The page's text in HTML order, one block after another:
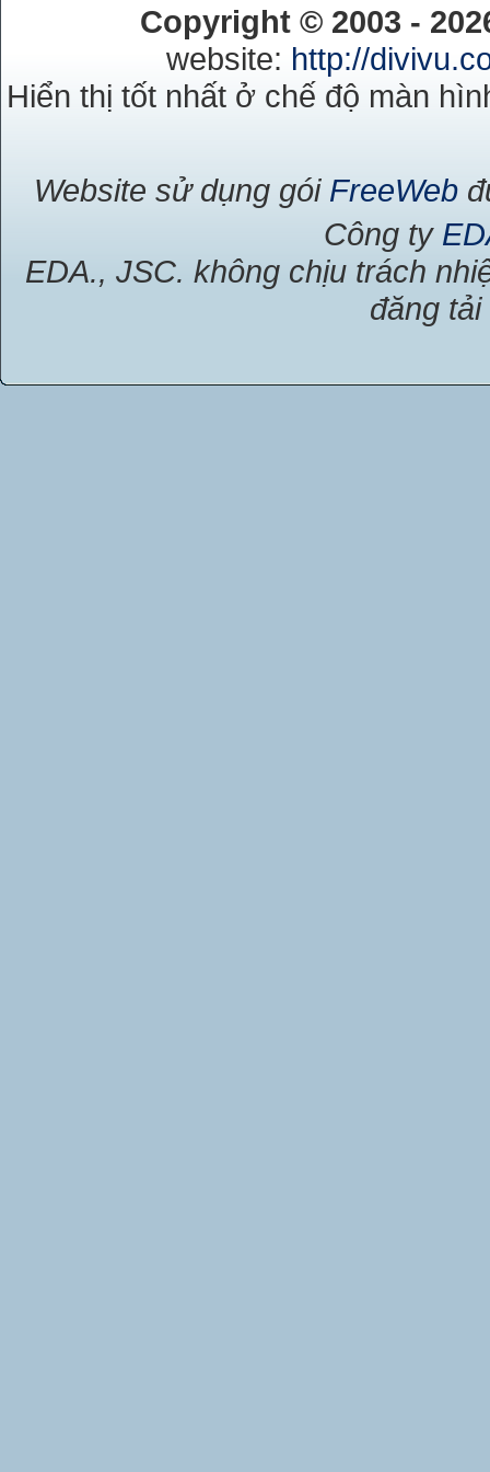
Copyright © 2003 -
website: http://
Hiển thị tốt nhất ở chế độ màn
Website sử dụng gói FreeWeb
Công ty
EDA., JSC. không chịu trách
đăng